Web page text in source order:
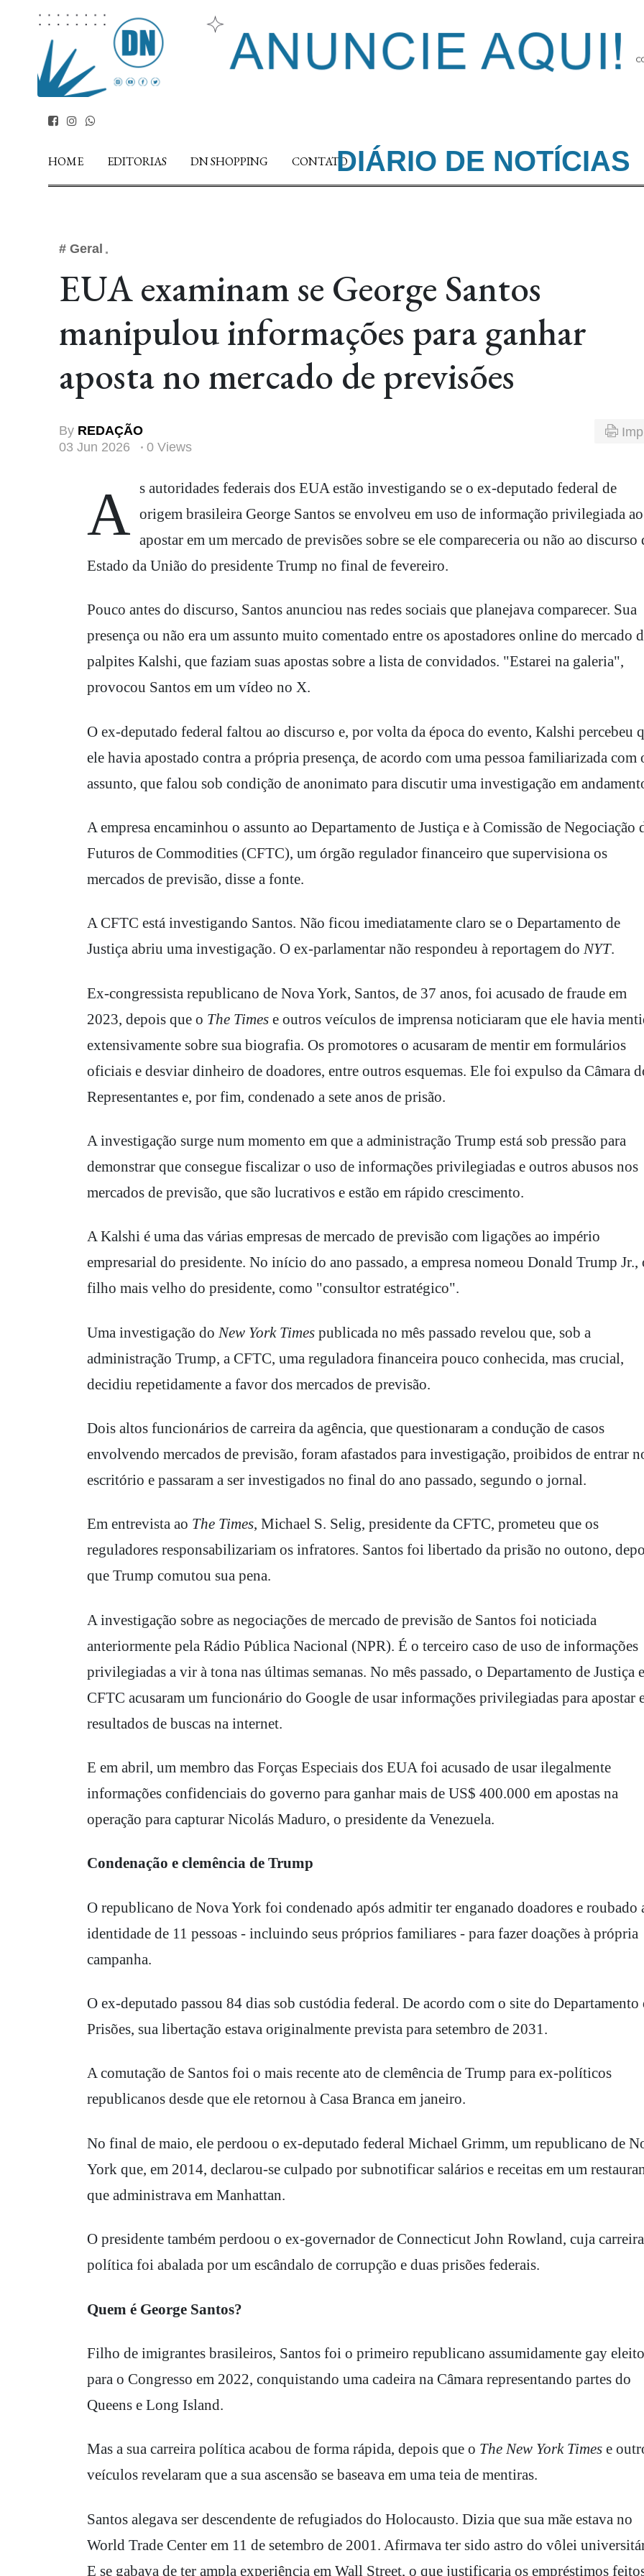
HOME EDITORIAS DN SHOPPING CONTATODIÁRIO DE NOTÍCIAS
# Geral
EUA examinam se George Santos
manipulou informações para ganhar
aposta no mercado de previsões
By REDAÇÃO
03 Jun 2026
0 Views
As autoridades federais dos EUA estão investigando se o ex-deputado federal de origem brasileira George Santos se envolveu em uso de informação privilegiada ao
apostar em um mercado de previsões sobre se ele compareceria ou não ao discurso
Estado da União do presidente Trump no final de fevereiro.
Pouco antes do discurso, Santos anunciou nas redes sociais que planejava comparecer. Sua
presença ou não era um assunto muito comentado entre os apostadores online do mercado
palpites Kalshi, que faziam suas apostas sobre a lista de convidados. "Estarei na galeria",
provocou Santos em um vídeo no X.
O ex-deputado federal faltou ao discurso e, por volta da época do evento, Kalshi percebeu
ele havia apostado contra a própria presença, de acordo com uma pessoa familiarizada com
assunto, que falou sob condição de anonimato para discutir uma investigação em
A empresa encaminhou o assunto ao Departamento de Justiça e à Comissão de Negociação
Futuros de Commodities (CFTC), um órgão regulador financeiro que supervisiona os
mercados de previsão, disse a fonte.
A CFTC está investigando Santos. Não ficou imediatamente claro se o Departamento de
Justiça abriu uma investigação. O ex-parlamentar não respondeu à reportagem do NYT.
Ex-congressista republicano de Nova York, Santos, de 37 anos, foi acusado de fraude em
2023, depois que o The Timese outros veículos de imprensa noticiaram que ele havia
extensivamente sobre sua biografia. Os promotores o acusaram de mentir em formulários
oficiais e desviar dinheiro de doadores, entre outros esquemas. Ele foi expulso da Câmara
Representantes e, por fim, condenado a sete anos de prisão.
A investigação surge num momento em que a administração Trump está sob pressão para
demonstrar que consegue fiscalizar o uso de informações privilegiadas e outros abusos nos
mercados de previsão, que são lucrativos e estão em rápido crescimento.
A Kalshi é uma das várias empresas de mercado de previsão com ligações ao império
empresarial do presidente. No início do ano passado, a empresa nomeou Donald Trump Jr.,
filho mais velho do presidente, como "consultor estratégico".
Uma investigação do New York Timespublicada no mês passado revelou que, sob a
administração Trump, a CFTC, uma reguladora financeira pouco conhecida, mas crucial,
decidiu repetidamente a favor dos mercados de previsão.
Dois altos funcionários de carreira da agência, que questionaram a condução de casos
envolvendo mercados de previsão, foram afastados para investigação, proibidos de entrar
escritório e passaram a ser investigados no final do ano passado, segundo o jornal.
Em entrevista ao The Times, Michael S. Selig, presidente da CFTC, prometeu que os
reguladores responsabilizariam os infratores. Santos foi libertado da prisão no outono,
que Trump comutou sua pena.
A investigação sobre as negociações de mercado de previsão de Santos foi noticiada
anteriormente pela Rádio Pública Nacional (NPR). É o terceiro caso de uso de informações
privilegiadas a vir à tona nas últimas semanas. No mês passado, o Departamento de Justiça
CFTC acusaram um funcionário do Google de usar informações privilegiadas para apostar
resultados de buscas na internet.
E em abril, um membro das Forças Especiais dos EUA foi acusado de usar ilegalmente
informações confidenciais do governo para ganhar mais de US$ 400.000 em apostas na
operação para capturar Nicolás Maduro, o presidente da Venezuela.
Condenação e clemência de Trump
O republicano de Nova York foi condenado após admitir ter enganado doadores e roubado
identidade de 11 pessoas - incluindo seus próprios familiares - para fazer doações à própria
campanha.
O ex-deputado passou 84 dias sob custódia federal. De acordo com o site do Departamento
Prisões, sua libertação estava originalmente prevista para setembro de 2031.
A comutação de Santos foi o mais recente ato de clemência de Trump para ex-políticos
republicanos desde que ele retornou à Casa Branca em janeiro.
No final de maio, ele perdoou o ex-deputado federal Michael Grimm, um republicano de
York que, em 2014, declarou-se culpado por subnotificar salários e receitas em um
que administrava em Manhattan.
O presidente também perdoou o ex-governador de Connecticut John Rowland, cuja carreira
política foi abalada por um escândalo de corrupção e duas prisões federais.
Quem é George Santos?
Filho de imigrantes brasileiros, Santos foi o primeiro republicano assumidamente gay eleito
para o Congresso em 2022, conquistando uma cadeira na Câmara representando partes do
Queens e Long Island.
Mas a sua carreira política acabou de forma rápida, depois que o The New York Timese
veículos revelaram que a sua ascensão se baseava em uma teia de mentiras.
Santos alegava ser descendente de refugiados do Holocausto. Dizia que sua mãe estava no
World Trade Center em 11 de setembro de 2001. Afirmava ter sido astro do vôlei
E se gabava de ter ampla experiência em Wall Street, o que justificaria os empréstimos